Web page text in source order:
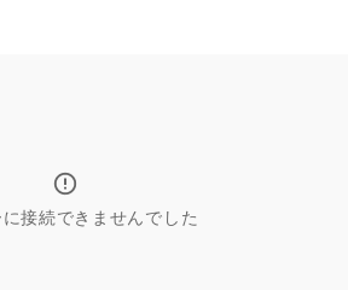
接続できませんでした